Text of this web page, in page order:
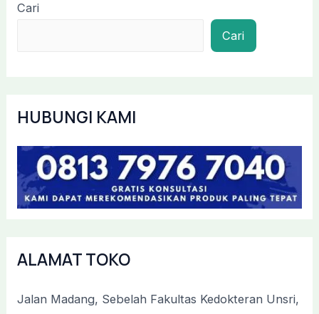
Cari
Cari
HUBUNGI KAMI
ALAMAT TOKO
Jalan Madang, Sebelah Fakultas Kedokteran Unsri,